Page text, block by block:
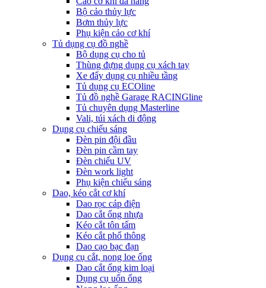
Bộ cảo thủy lực
Bơm thủy lực
Phụ kiện cảo cơ khí
Tủ dụng cụ đồ nghề
Bộ dụng cụ cho tủ
Thùng đựng dụng cụ xách tay
Xe đẩy dụng cụ nhiều tầng
Tủ dụng cụ ECOline
Tủ đồ nghề Garage RACINGline
Tủ chuyên dụng Masterline
Vali, túi xách di động
Dụng cụ chiếu sáng
Đèn pin đội đầu
Đèn pin cầm tay
Đèn chiếu UV
Đèn work light
Phụ kiện chiếu sáng
Dao, kéo cắt cơ khí
Dao rọc cáp điện
Dao cắt ống nhựa
Kéo cắt tôn tấm
Kéo cắt phổ thông
Dao cạo bạc đạn
Dụng cụ cắt, nong loe ống
Dao cắt ống kim loại
Dụng cụ uốn ống